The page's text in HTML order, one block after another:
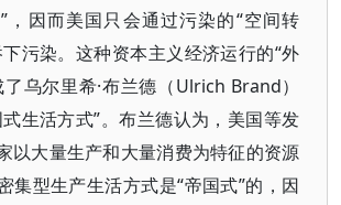
，因而美国只会通过污染的“空间转
污染。这种资本主义经济运行的“外
乌尔里希·布兰德（Ulrich Brand）
生活方式”。布兰德认为，美国等发
以大量生产和大量消费为特征的资源
集型生产生活方式是“帝国式”的，因